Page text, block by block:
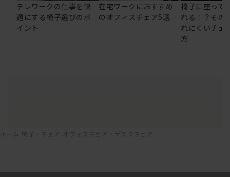
テレワークの仕事を快
適にする椅子選びのポ
イント
在宅ワークにおすすめ
のオフィスチェア5選
椅子に座って
れる！？その
れにくいチェ
方
ホーム 椅子・チェア オフィスチェア・デスクチェア